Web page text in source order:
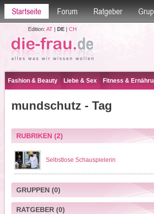
Startseite Forum Ratgeber
Edition: AT| DE| CH
Fashion & Beauty Liebe & Sex Fitness &
mundschutz - Tag
RUBRIKEN(2)
Selbstlose Schauspielerin
GRUPPEN(0)
RATGEBER(0)